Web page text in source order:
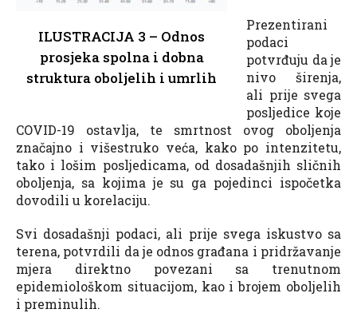
ILUSTRACIJA 3 – Odnos
prosjeka spolna i dobna
struktura oboljelih i umrlih
Prezentirani
podaci
potvrđuju da je
nivo širenja,
ali prije svega
posljedice koje
COVID-19 ostavlja, te smrtnost ovog oboljenja
značajno i višestruko veća, kako po intenzitetu,
tako i lošim posljedicama, od dosadašnjih sličnih
oboljenja, sa kojima je su ga pojedinci ispočetka
dovodili u korelaciju.
Svi dosadašnji podaci, ali prije svega iskustvo sa
terena, potvrdili da je odnos građana i pridržavanje
mjera direktno povezani sa trenutnom
epidemiološkom situacijom, kao i brojem oboljelih
i preminulih.